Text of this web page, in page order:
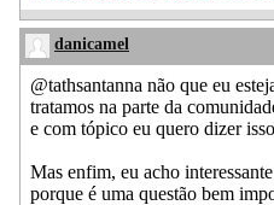
danicamel
@tathsantanna não que eu
tratamos na parte da
e com tópico eu quero dizer
Mas enfim, eu acho
porque é uma questão bem